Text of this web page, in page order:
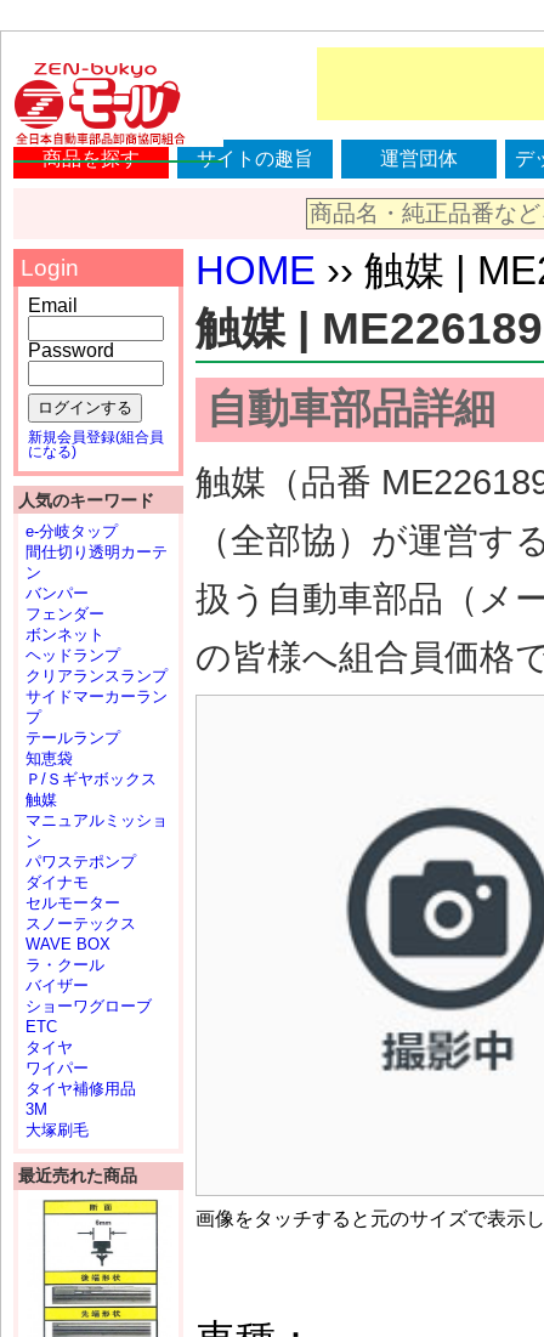
商品を探す サイトの趣旨 運営団体 デ
HOME ›› 触媒 |
触媒 | ME226189
自動車部品詳細
触媒（品番
（全部協）が運営す
扱う自動車部品（メ
の皆様へ組合員価格
画像をタッチすると元のサイズで表示
Login
Email
Password
ログインする
新規会員登録(組合員
になる)
人気のキーワード
e-分岐タップ
間仕切り透明カーテ
ン
バンパー
フェンダー
ボンネット
ヘッドランプ
クリアランスランプ
サイドマーカーラン
プ
テールランプ
知恵袋
Ｐ/Ｓギヤボックス
触媒
マニュアルミッショ
ン
パワステポンプ
ダイナモ
セルモーター
スノーテックス
WAVE BOX
ラ・クール
バイザー
ショーワグローブ
ETC
タイヤ
ワイパー
タイヤ補修用品
3M
大塚刷毛
最近売れた商品